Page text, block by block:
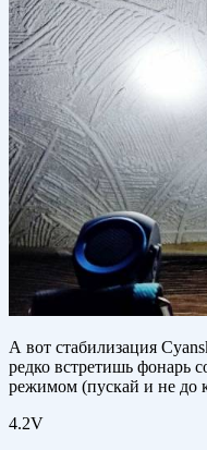
А вот стабилизация
редко встретишь фонарь
режимом (пускай и не до
4.2V